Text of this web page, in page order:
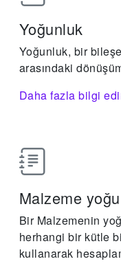
Yoğunluk
Yoğunluk, bir
arasındaki
Daha fazla bilgi
Malzeme
Bir Malzemenin
herhangi bir kütle
kullanarak